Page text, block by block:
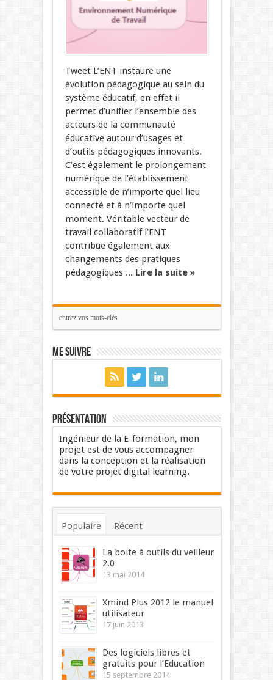
Tweet L’ENT instaure une
évolution pédagogique au sein du
système éducatif, en effet il
permet d’unifier l’ensemble des
acteurs de la communauté
éducative autour d’usages et
d’outils pédagogiques innovants.
C’est également le prolongement
numérique de l’établissement
accessible de n’importe quel lieu
connecté et à n’importe quel
moment. Véritable vecteur de
travail collaboratif l’ENT
contribue également aux
changements des pratiques
pédagogiques ... Lire la suite »
Me suivre
Présentation
Ingénieur de la E-formation, mon
projet est de vous accompagner
dans la conception et la réalisation
de votre projet digital learning.
Populaire Récent
Commentaires Mots-clés
La boite à outils du veilleur
2.0
13 mai 2014
Xmind Plus 2012 le manuel
utilisateur
17 juin 2013
Des logiciels libres et
gratuits pour l’Education
15 septembre 2014